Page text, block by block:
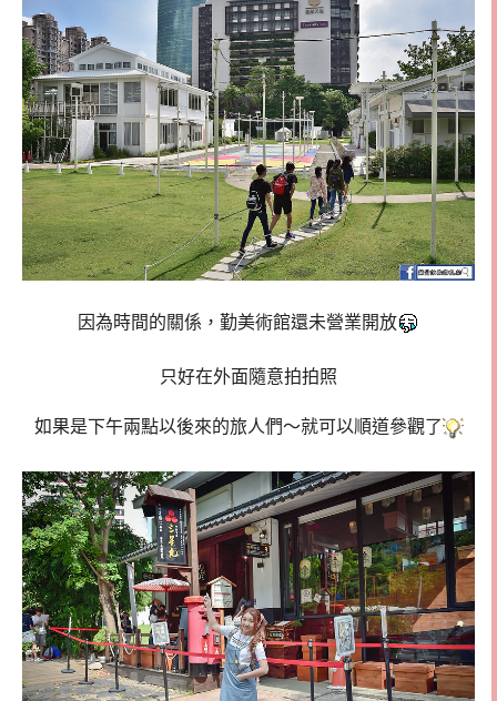
因為時間的關係，勤美術館還未營業開放
只好在外面隨意拍拍照
如果是下午兩點以後來的旅人們～就可以順道參觀了